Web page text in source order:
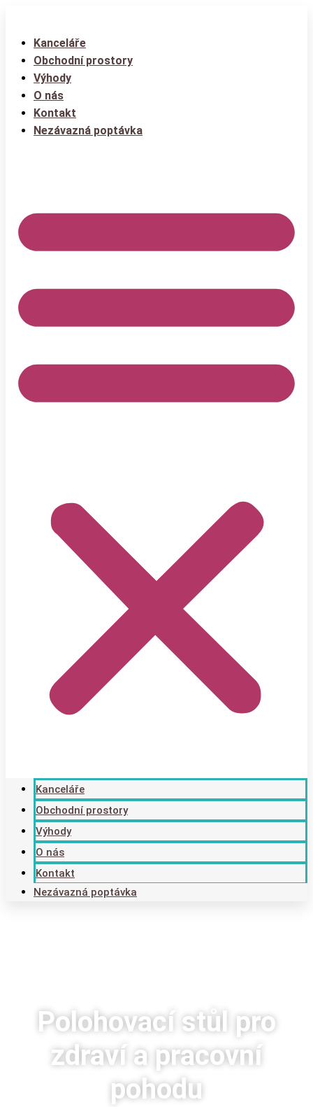
Kanceláře
Obchodní prostory
Výhody
O nás
Kontakt
Nezávazná poptávka
Kanceláře
Obchodní prostory
Výhody
O nás
Kontakt
Nezávazná poptávka
Polohovací stůl pro
zdraví a pracovní
pohodu